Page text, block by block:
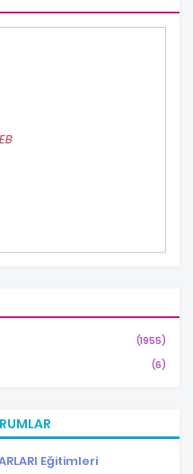
(1955)
(6)
Eğitimleri